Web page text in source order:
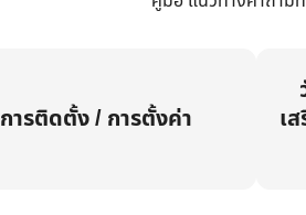
การติดตั้ง / การตั้งค่า
เ